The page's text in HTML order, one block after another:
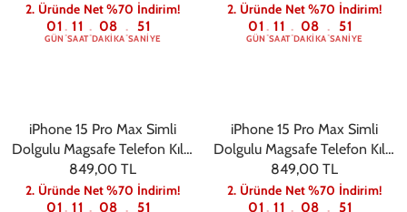
2. Üründe Net %70 İndirim!
01
GÜN : 11
SAAT: 08
DAKIKA: 50
SANIYE
2. Üründe Net %70 İndirim!
01
GÜN : 11
SAAT: 08
DAKIKA: 50
SANIYE
iPhone 15 Pro Max Simli
Dolgulu Magsafe Telefon Kılıfı
Gri
849,00 TL
2. Üründe Net %70 İndirim!
01 11 08 50
iPhone 15 Pro Max Simli
Dolgulu Magsafe Telefon Kılıfı
Pembe
849,00 TL
2. Üründe Net %70 İndirim!
01 11 08 50